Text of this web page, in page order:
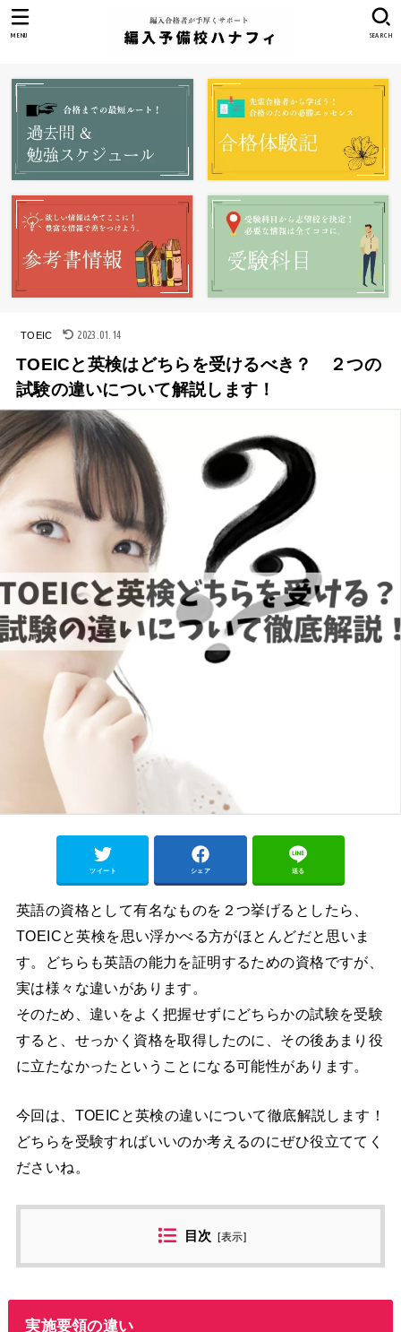
SEARCH
MENU
TOEIC 2023.01.14
TOEICと英検はどちらを受けるべき？ ２つの
試験の違いについて解説します！
ツイート シェア 送る
英語の資格として有名なものを２つ挙げるとしたら、
TOEICと英検を思い浮かべる方がほとんどだと思いま
す。どちらも英語の能力を証明するための資格ですが、
実は様々な違いがあります。
そのため、違いをよく把握せずにどちらかの試験を受験
すると、せっかく資格を取得したのに、その後あまり役
に立たなかったということになる可能性があります。
今回は、TOEICと英検の違いについて徹底解説します！
どちらを受験すればいいのか考えるのにぜひ役立ててく
ださいね。
目次 [表示]
実施要領の違い